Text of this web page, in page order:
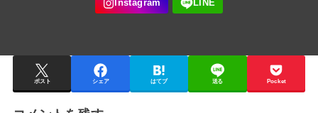
ポスト シェア はてブ 送る Pocket